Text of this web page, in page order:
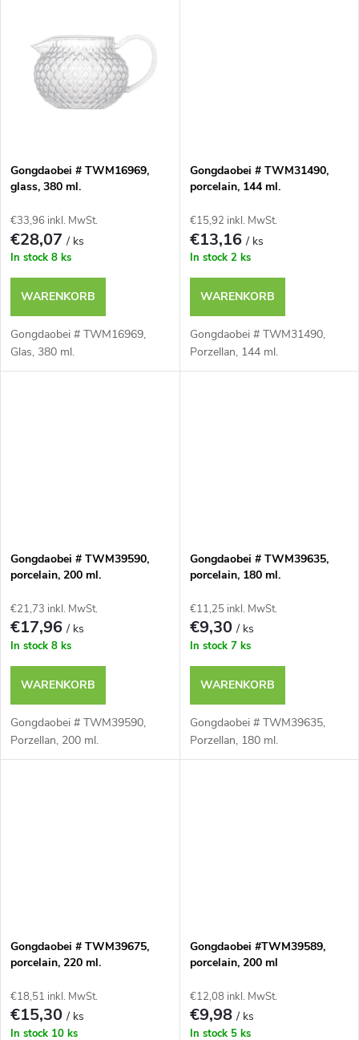
n
g
t
e
Gongdaobei # TWM16969,
glass, 380 ml.
€33,96 inkl. MwSt.
€28,07/ ks
In stock 8 ks
WARENKORB
Gongdaobei # TWM16969,
Glas, 380 ml.
Gongdaobei # TWM31490,
porcelain, 144 ml.
€15,92 inkl. MwSt.
€13,16/ ks
In stock 2 ks
WARENKORB
Gongdaobei # TWM31490,
Porzellan, 144 ml.
Gongdaobei # TWM39590,
porcelain, 200 ml.
€21,73 inkl. MwSt.
€17,96/ ks
In stock 8 ks
WARENKORB
Gongdaobei # TWM39590,
Porzellan, 200 ml.
Gongdaobei # TWM39635,
porcelain, 180 ml.
€11,25 inkl. MwSt.
€9,30/ ks
In stock 7 ks
WARENKORB
Gongdaobei # TWM39635,
Porzellan, 180 ml.
Gongdaobei # TWM39675,
porcelain, 220 ml.
€18,51 inkl. MwSt.
€15,30/ ks
In stock 10 ks
Gongdaobei #TWM39589,
porcelain, 200 ml
€12,08 inkl. MwSt.
€9,98/ ks
In stock 5 ks